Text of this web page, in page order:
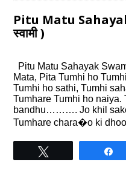
Pitu Matu Sahayak
स्वामी )
Pitu Matu Sahayak
Mata, Pita Tumhi ho
Tumhi ho sathi, Tumhi
Tumhare Tumhi ho
bandhu………. Jo khil
Tumhare chara�o ki